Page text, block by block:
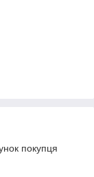
покупця